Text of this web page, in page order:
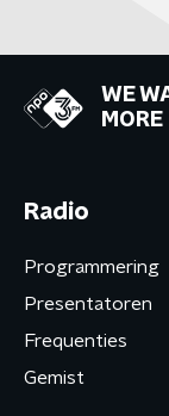
WE
MORE
Radio
Programmering
Presentatoren
Frequenties
Gemist